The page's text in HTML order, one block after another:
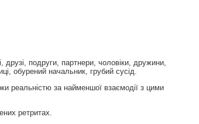
подруги, партнери, чоловіки, дружини,
обурений начальник, грубий сусід.
реальністю за найменшої взаємодії з цими
ретритах.